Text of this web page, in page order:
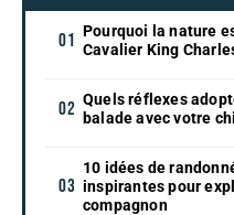
Pourquoi la nature
Cavalier King
Quels réflexes
balade avec votre
10 idées de
inspirantes pour
compagnon